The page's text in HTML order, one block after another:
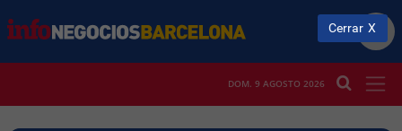
DOM. 9 AGOSTO 2026
Cerrar